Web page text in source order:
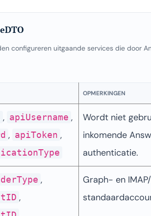
configureren uitgaande services die door
OPMERKINGEN
, apiUsername
, apiToken
Wordt niet
inkomende
authenticatie.
Graph- en